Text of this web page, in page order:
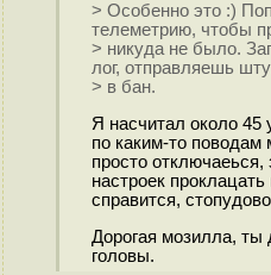
> Особенно это :)
телеметрию, чтобы
> никуда не было.
лог, отправляешь
> в бан.
Я насчитал около 45
по каким-то поводам
просто отключаеься,
настроек
справится,
Дорогая мозилла, ты
головы.